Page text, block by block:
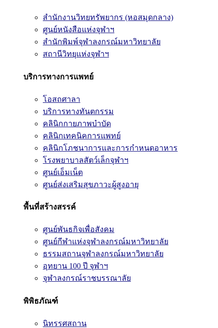
สำนักงานวิทยทรัพยากร (หอสมุดกลาง)
ศูนย์หนังสือแห่งจุฬาฯ
สำนักพิมพ์จุฬาลงกรณ์มหาวิทยาลัย
สถานีวิทยุแห่งจุฬาฯ
บริการทางการแพทย์
โอสถศาลา
บริการทางทันตกรรม
คลินิกกายภาพบำบัด
คลินิกเทคนิคการแพทย์
คลินิกโภชนาการและการกำหนดอาหาร
โรงพยาบาลสัตว์เล็กจุฬาฯ
ศูนย์เอ็มเน็ต
ศูนย์ส่งเสริมสุขภาวะผู้สูงอายุ
พื้นที่สร้างสรรค์
ศูนย์พันธกิจเพื่อสังคม
ศูนย์กีฬาแห่งจุฬาลงกรณ์มหาวิทยาลัย
ธรรมสถานจุฬาลงกรณ์มหาวิทยาลัย
อุทยาน 100 ปี จุฬาฯ
จุฬาลงกรณ์ราชบรรณาลัย
พิพิธภัณฑ์
นิทรรศสถาน